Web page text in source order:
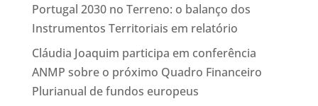
Portugal 2030 no Terreno: o balanço dos
Instrumentos Territoriais em relatório
Cláudia Joaquim participa em conferência
ANMP sobre o próximo Quadro Financeiro
Plurianual de fundos europeus